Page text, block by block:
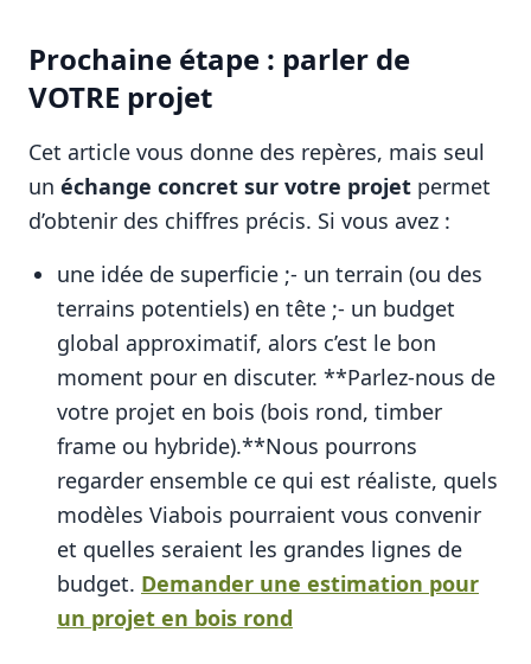
Prochaine étape : parler de
VOTRE projet
Cet article vous donne des repères, mais seul
un échange concret sur votre projet permet
d’obtenir des chiffres précis. Si vous avez :
une idée de superficie ;- un terrain (ou des
terrains potentiels) en tête ;- un budget
global approximatif, alors c’est le bon
moment pour en discuter. **Parlez-nous de
votre projet en bois (bois rond, timber
frame ou hybride).**Nous pourrons
regarder ensemble ce qui est réaliste, quels
modèles Viabois pourraient vous convenir
et quelles seraient les grandes lignes de
budget. Demander une estimation pour
un projet en bois rond